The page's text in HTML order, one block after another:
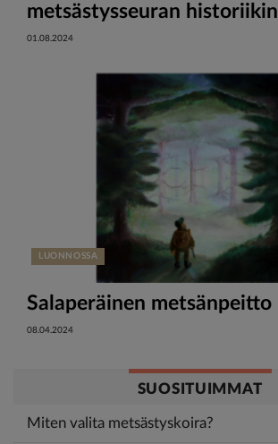
metsästysseuran historiikin
01.08.2024
LUONNOSSA
Salaperäinen metsänpeitto
08.04.2024
SUOSITUIMMAT
Miten valita metsästyskoira?